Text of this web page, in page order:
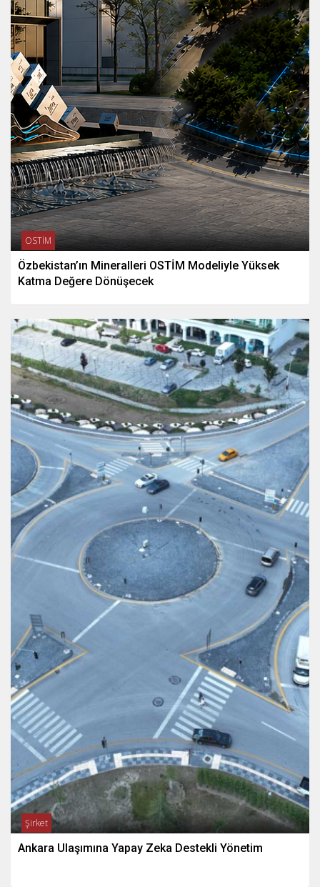
OSTİM
Özbekistan’ın Mineralleri OSTİM Modeliyle Yüksek
Katma Değere Dönüşecek
Şirket
Ankara Ulaşımına Yapay Zeka Destekli Yönetim